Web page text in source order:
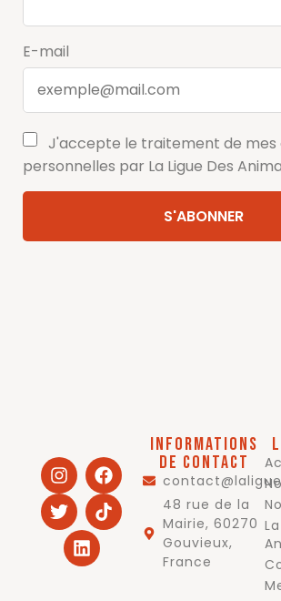
E-mail
J'accepte le traitement de mes
personnelles par La Ligue Des
Informations
de contact
48 rue de la
Mairie, 60270
Gouvieux,
France